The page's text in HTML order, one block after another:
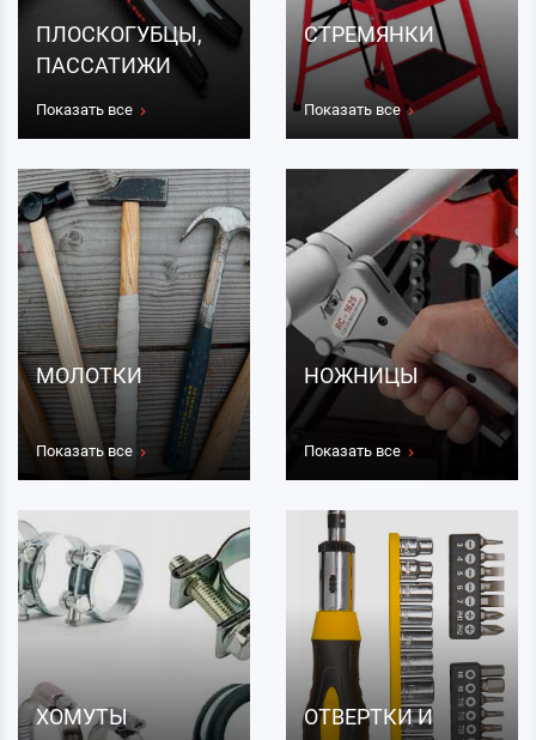
ПЛОСКОГУБЦЫ,
ПАССАТИЖИ
Показать все
СТРЕМЯНКИ
Показать все
МОЛОТКИ
Показать все
НОЖНИЦЫ
Показать все
ХОМУТЫ
ОТВЕРТКИ И